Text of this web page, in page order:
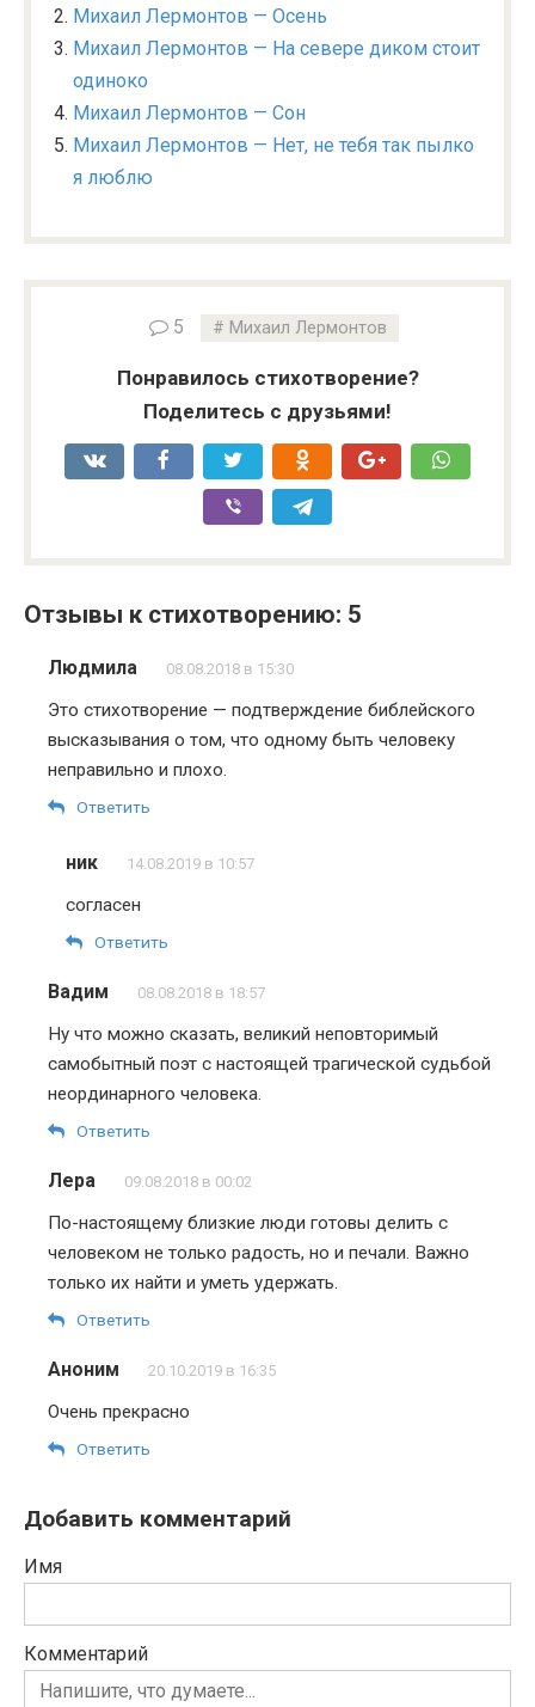
Михаил Лермонтов — Осень
Михаил Лермонтов — На севере диком стоит
одиноко
Михаил Лермонтов — Сон
Михаил Лермонтов — Нет, не тебя так пылко
я люблю
5 Михаил Лермонтов
Понравилось стихотворение?
Поделитесь с друзьями!
Отзывы к стихотворению: 5
Людмила 08.08.2018 в 15:30
Это стихотворение — подтверждение библейского
высказывания о том, что одному быть человеку
неправильно и плохо.
Ответить
ник 14.08.2019 в 10:57
согласен
Ответить
Вадим 08.08.2018 в 18:57
Ну что можно сказать, великий неповторимый
самобытный поэт с настоящей трагической судьбой
неординарного человека.
Ответить
Лера 09.08.2018 в 00:02
По-настоящему близкие люди готовы делить с
человеком не только радость, но и печали. Важно
только их найти и уметь удержать.
Ответить
Аноним 20.10.2019 в 16:35
Очень прекрасно
Ответить
Добавить комментарий
Имя
Комментарий